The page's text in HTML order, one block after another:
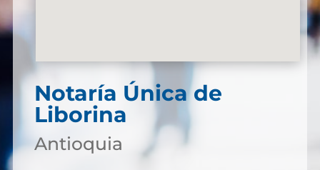
Notaría Única de
Liborina
Antioquia